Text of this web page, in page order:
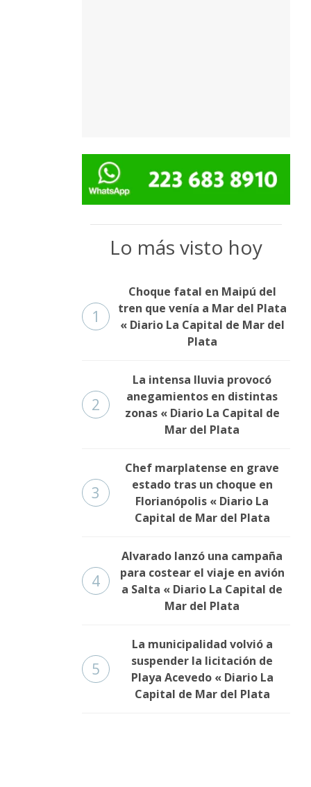
Lo más visto hoy
1
Choque fatal en Maipú del
tren que venía a Mar del Plata
« Diario La Capital de Mar del
Plata
2
La intensa lluvia provocó
anegamientos en distintas
zonas « Diario La Capital de
Mar del Plata
3
Chef marplatense en grave
estado tras un choque en
Florianópolis « Diario La
Capital de Mar del Plata
4
Alvarado lanzó una campaña
para costear el viaje en avión
a Salta « Diario La Capital de
Mar del Plata
5
La municipalidad volvió a
suspender la licitación de
Playa Acevedo « Diario La
Capital de Mar del Plata